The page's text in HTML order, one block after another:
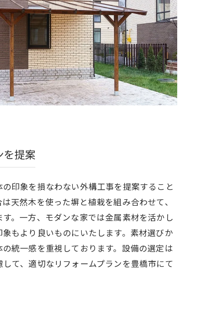
を提案
印象を損なわない外構工事を提案すること
天然木を使った塀と植栽を組み合わせて、
。一方、モダンな家では金属素材を活かし
もより良いものにいたします。素材選びか
統一感を重視しております。設備の選定は
て、適切なリフォームプランを豊橋市にて